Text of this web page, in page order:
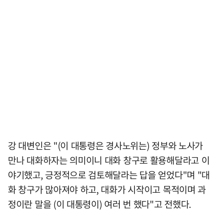
강 대변인은 "(이 대통령은 경사노위는) 정부와 노사가
만나 대화하자는 의미이니 대화 창구로 활용해달라고 이
야기했고, 긍정적으로 검토해달라는 답을 얻었다"며 "대
화 창구가 많아져야 하고, 대화가 시작이고 목적이며 과
정이란 말을 (이 대통령이) 여러 번 했다"고 전했다.